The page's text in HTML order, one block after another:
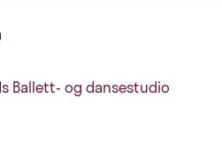
Ballett- og dansestudio